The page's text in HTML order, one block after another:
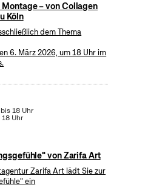
– von Collagen
Köln
dem Thema
6. März 2026, um 18 Uhr im
18 Uhr
Uhr
von Zarifa Art
Zarifa Art lädt Sie zur
ein